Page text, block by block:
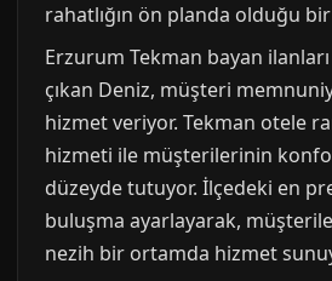
rahatlığın ön planda olduğu
Erzurum Tekman bayan
çıkan Deniz, müşteri
hizmet veriyor. Tekman otele
hizmeti ile müşterilerinin
düzeyde tutuyor. İlçedeki en
buluşma ayarlayarak,
nezih bir ortamda hizmet